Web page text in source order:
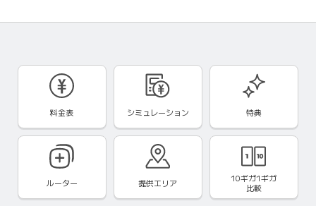
料金表 シミュレーション 特典
ルーター 提供エリア
10ギガ1ギガ
比較